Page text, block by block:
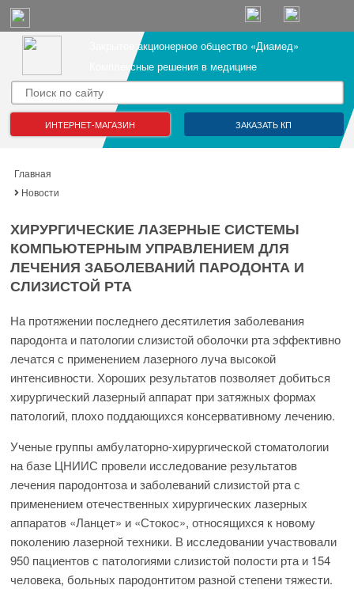
Закрытое акционерное общество «Диамед»
Комплексные решения в медицине
ИНТЕРНЕТ-МАГАЗИН ЗАКАЗАТЬ КП
Главная
Новости
ХИРУРГИЧЕСКИЕ ЛАЗЕРНЫЕ СИСТЕМЫ
КОМПЬЮТЕРНЫМ УПРАВЛЕНИЕМ ДЛЯ
ЛЕЧЕНИЯ ЗАБОЛЕВАНИЙ ПАРОДОНТА И
СЛИЗИСТОЙ РТА
На протяжении последнего десятилетия заболевания
пародонта и патологии слизистой оболочки рта эффективно
лечатся с применением лазерного луча высокой
интенсивности. Хороших результатов позволяет добиться
хирургический лазерный аппарат при затяжных формах
патологий, плохо поддающихся консервативному лечению.
Ученые группы амбулаторно-хирургической стоматологии
на базе ЦНИИС провели исследование результатов
лечения пародонтоза и заболеваний слизистой рта с
применением отечественных хирургических лазерных
аппаратов «Ланцет» и «Стокос», относящихся к новому
поколению лазерной техники. В исследовании участвовали
950 пациентов с патологиями слизистой полости рта и 154
человека, больных пародонтитом разной степени тяжести.